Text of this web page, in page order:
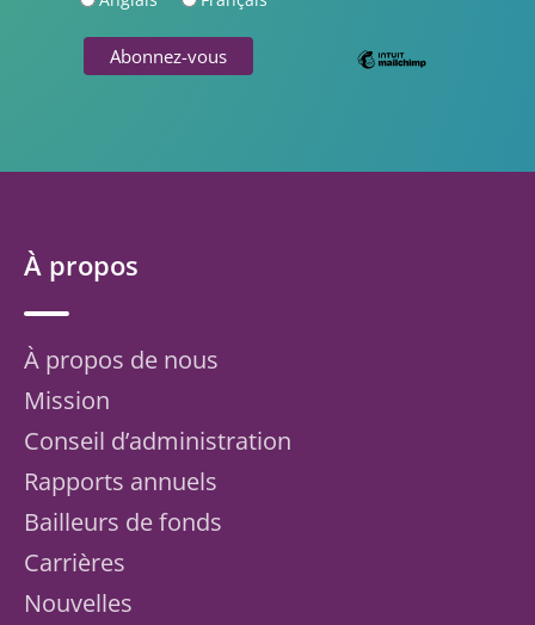
À propos
À propos de nous
Mission
Conseil d’administration
Rapports annuels
Bailleurs de fonds
Carrières
Nouvelles